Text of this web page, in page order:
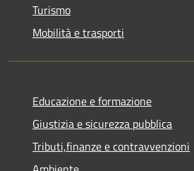
Turismo
Mobilità e trasporti
Educazione e formazione
Giustizia e sicurezza pubblica
Tributi,finanze e contravvenzioni